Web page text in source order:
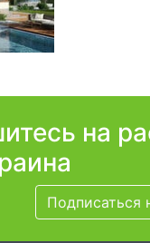
Подписаться